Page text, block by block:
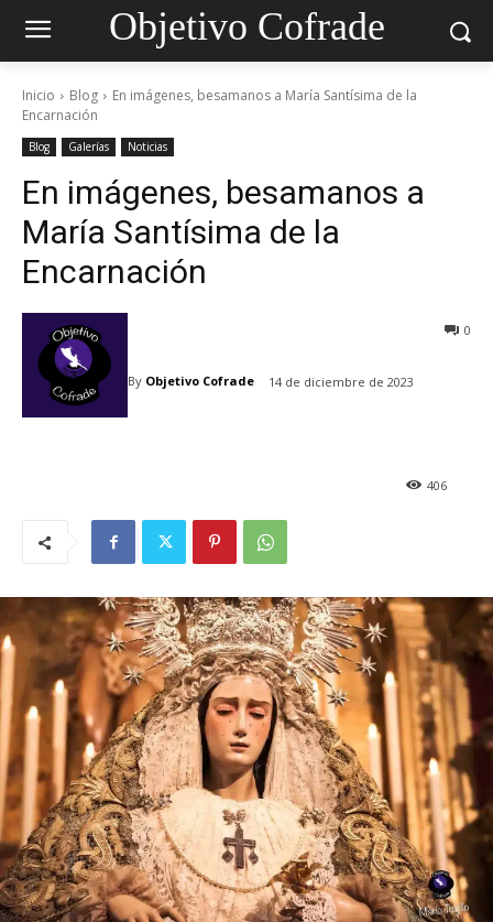
Objetivo Cofrade
Inicio Blog
En imágenes, besamanos a María Santísima de la
Encarnación
Blog Galerías Noticias
En imágenes, besamanos a
María Santísima de la
Encarnación
By Objetivo Cofrade 14 de diciembre de 2023
0
406